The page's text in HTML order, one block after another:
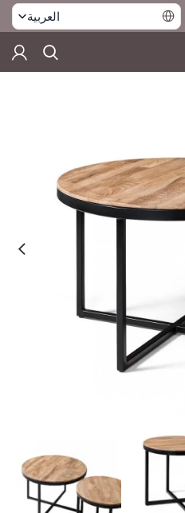
العربية